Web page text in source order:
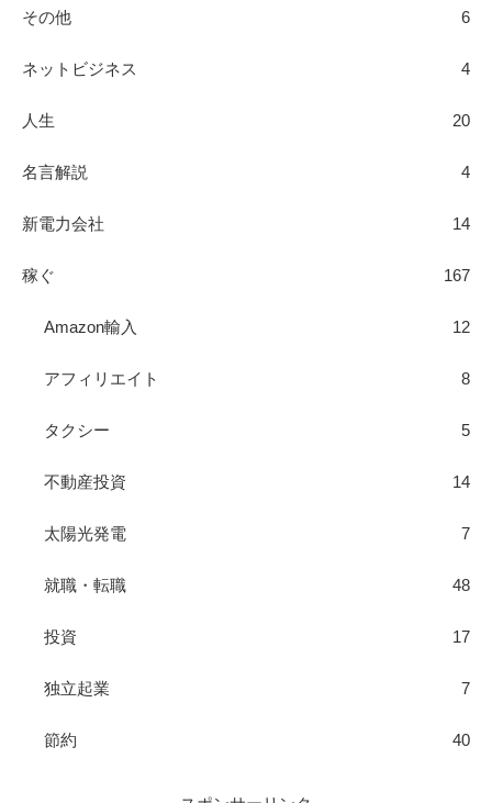
その他 6
ネットビジネス 4
人生 20
名言解説 4
新電力会社 14
稼ぐ 167
Amazon輸入 12
アフィリエイト 8
タクシー 5
不動産投資 14
太陽光発電 7
就職・転職 48
投資 17
独立起業 7
節約 40